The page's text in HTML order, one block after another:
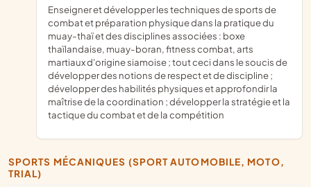
enseigner et développer les techniques de sports de
combat et préparation physique dans la pratique du
muay-thaï et des disciplines associées : boxe
thaïlandaise, muay-boran, fitness combat, arts
martiaux d'origine siamoise ; tout ceci dans le soucis de
développer des notions de respect et de discipline ;
développer des habilités physiques et approfondir la
maîtrise de la coordination ; développer la stratégie et la
tactique du combat et de la compétition
SPORTS MÉCANIQUES (SPORT AUTOMOBILE, MOTO,
TRIAL)